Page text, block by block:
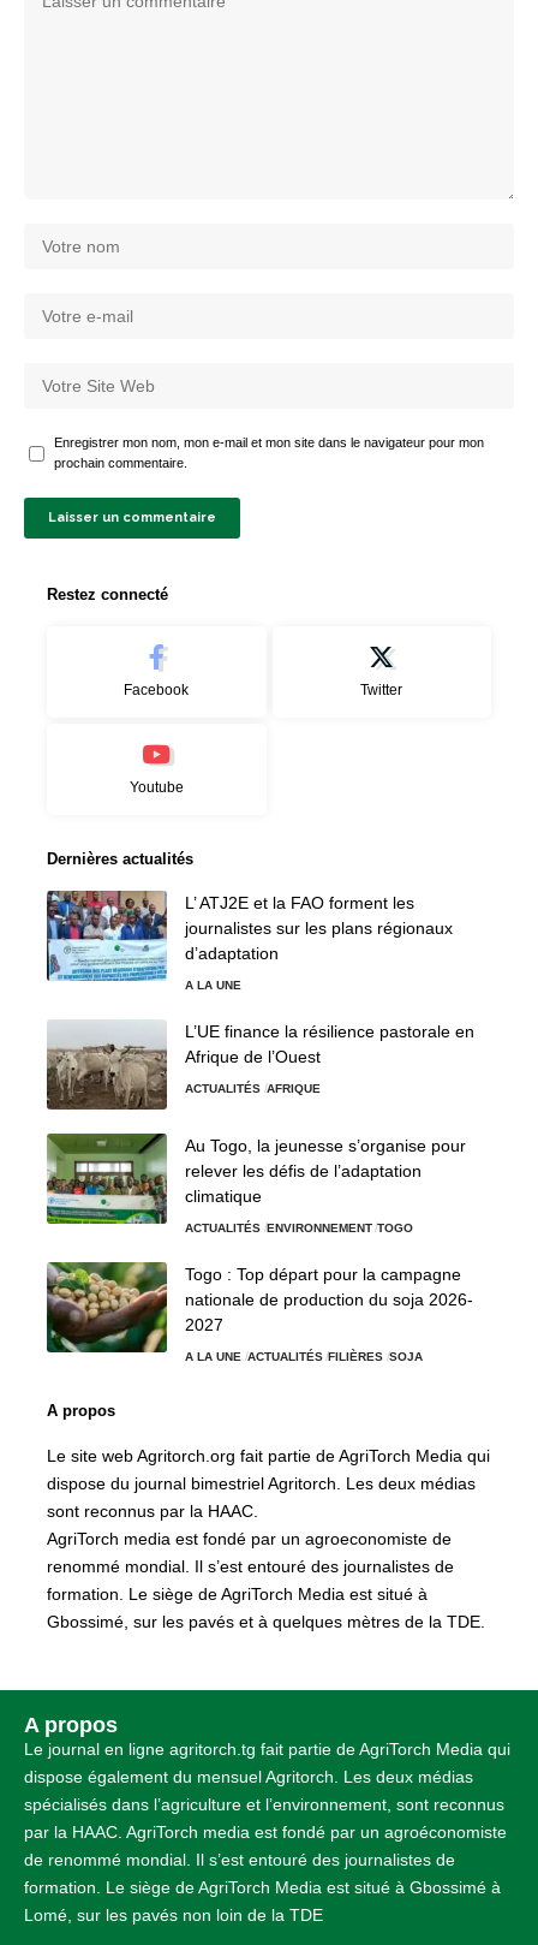
Enregistrer mon nom, mon e-mail et mon site dans le navigateur pour mon
prochain commentaire.
Restez connecté
Facebook Twitter
Youtube
Dernières actualités
L’ ATJ2E et la FAO forment les
journalistes sur les plans régionaux
d’adaptation
A LA UNE
L’UE finance la résilience pastorale en
Afrique de l’Ouest
ACTUALITÉS AFRIQUE
Au Togo, la jeunesse s’organise pour
relever les défis de l’adaptation
climatique
ACTUALITÉS ENVIRONNEMENT TOGO
Togo : Top départ pour la campagne
nationale de production du soja 2026-
2027
A LA UNE ACTUALITÉS FILIÈRES SOJA
A propos
Le site web Agritorch.org fait partie de AgriTorch Media qui
dispose du journal bimestriel Agritorch. Les deux médias
sont reconnus par la HAAC.
AgriTorch media est fondé par un agroeconomiste de
renommé mondial. Il s’est entouré des journalistes de
formation. Le siège de AgriTorch Media est situé à
Gbossimé, sur les pavés et à quelques mètres de la TDE.
A propos
Le journal en ligne agritorch.tg fait partie de AgriTorch Media qui
dispose également du mensuel Agritorch. Les deux médias
spécialisés dans l’agriculture et l’environnement, sont reconnus
par la HAAC. AgriTorch media est fondé par un agroéconomiste
de renommé mondial. Il s’est entouré des journalistes de
formation. Le siège de AgriTorch Media est situé à Gbossimé à
Lomé, sur les pavés non loin de la TDE